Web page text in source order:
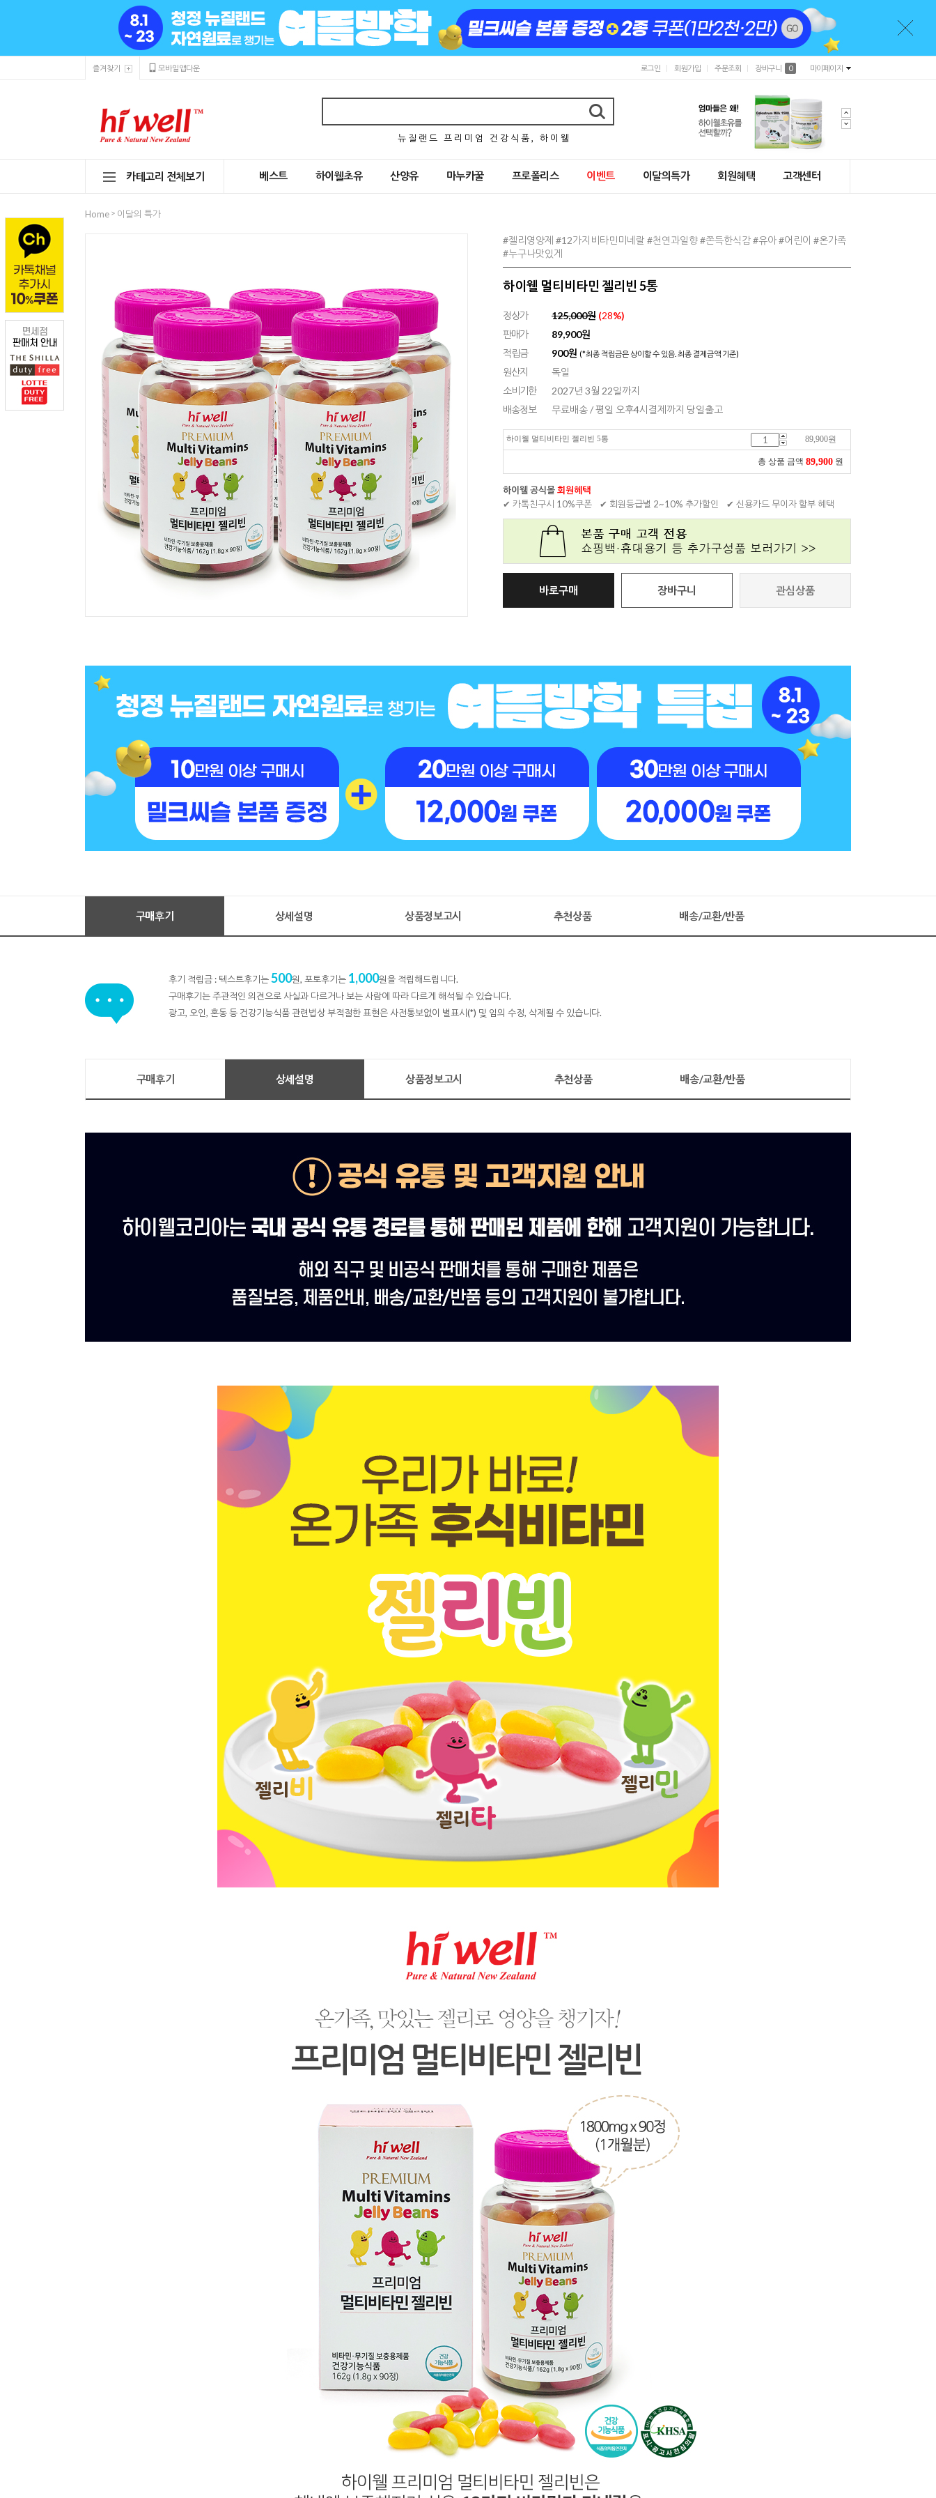
즐겨찾기 모바일앱다운 로그인 회원가입 주문조회 장바구니 0 마이페이지
뉴 질 랜 드 프 리 미 엄 건 강 식 품 , 하 이 웰
카테고리 전체보기 베스트 하이웰초유 산양유 마누카꿀 프로폴리스 이벤트 이달의특가 회원혜택 고객센터
Home > 이달의 특가
#젤리영양제 #12가지비타민미네랄 #천연과일향 #쫀득한식감 #유아 #어린이 #온가족
#누구나맛있게
하이웰 멀티비타민 젤리빈 5통
정상가 125,000원 (28%)
판매가
89,900원
적립금
900원 (*최종 적립금은 상이할 수 있음. 최종 결제금액 기준)
원산지
독일
소비기한
2027년 3월 22일까지
배송정보
무료배송 / 평일 오후4시결제까지 당일출고
하이웰 멀티비타민 젤리빈 5통 89,900원
총 상품 금액 89,900 원
하이웰 공식몰회원혜택
✔ 카톡친구시 10%쿠폰
✔ 회원등급별 2~10% 추가할인 ✔ 신용카드 무이자 할부 혜택
바로구매 장바구니 관심상품
구매후기 상세설명 상품정보고시 추천상품 배송/교환/반품
후기 적립금 : 텍스트후기는500원, 포토후기는 1,000원을 적립해드립니다.
구매후기는 주관적인 의견으로 사실과 다르거나 보는 사람에 따라 다르게 해석될 수 있습니다.
광고, 오인, 혼동 등 건강기능식품 관련법상 부적절한 표현은 사전통보없이 별표시(*) 및 임의 수정, 삭제될 수 있습니다.
구매후기 상세설명 상품정보고시 추천상품 배송/교환/반품